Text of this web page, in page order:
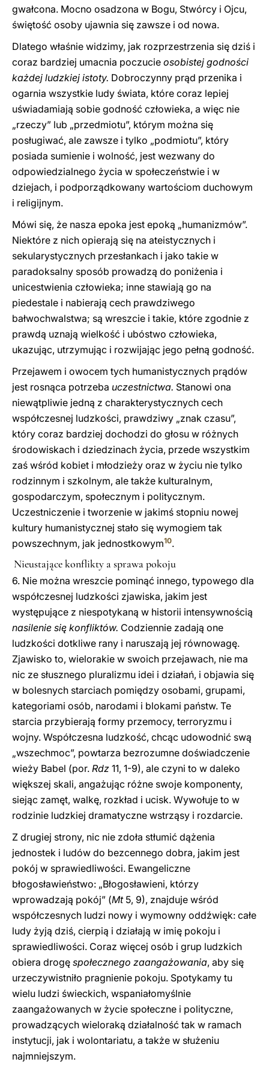
gwałcona. Mocno osadzona w Bogu, Stwórcy i Ojcu,
świętość osoby ujawnia się zawsze i od nowa.
Dlatego właśnie widzimy, jak rozprzestrzenia się dziś i
coraz bardziej umacnia poczucie osobistej godności
każdej ludzkiej istoty. Dobroczynny prąd przenika i
ogarnia wszystkie ludy świata, które coraz lepiej
uświadamiają sobie godność człowieka, a więc nie
„rzeczy” lub „przedmiotu”, którym można się
posługiwać, ale zawsze i tylko „podmiotu”, który
posiada sumienie i wolność, jest wezwany do
odpowiedzialnego życia w społeczeństwie i w
dziejach, i podporządkowany wartościom duchowym
i religijnym.
Mówi się, że nasza epoka jest epoką „humanizmów”.
Niektóre z nich opierają się na ateistycznych i
sekularystycznych przesłankach i jako takie w
paradoksalny sposób prowadzą do poniżenia i
unicestwienia człowieka; inne stawiają go na
piedestale i nabierają cech prawdziwego
bałwochwalstwa; są wreszcie i takie, które zgodnie z
prawdą uznają wielkość i ubóstwo człowieka,
ukazując, utrzymując i rozwijając jego pełną godność.
Przejawem i owocem tych humanistycznych prądów
jest rosnąca potrzeba uczestnictwa. Stanowi ona
niewątpliwie jedną z charakterystycznych cech
współczesnej ludzkości, prawdziwy „znak czasu”,
który coraz bardziej dochodzi do głosu w różnych
środowiskach i dziedzinach życia, przede wszystkim
zaś wśród kobiet i młodzieży oraz w życiu nie tylko
rodzinnym i szkolnym, ale także kulturalnym,
gospodarczym, społecznym i politycznym.
Uczestniczenie i tworzenie w jakimś stopniu nowej
kultury humanistycznej stało się wymogiem tak
powszechnym, jak jednostkowym10.
Nieustające konflikty a sprawa pokoju
6. Nie można wreszcie pominąć innego, typowego dla
współczesnej ludzkości zjawiska, jakim jest
występujące z niespotykaną w historii intensywnością
nasilenie się konfliktów. Codziennie zadają one
ludzkości dotkliwe rany i naruszają jej równowagę.
Zjawisko to, wielorakie w swoich przejawach, nie ma
nic ze słusznego pluralizmu idei i działań, i objawia się
w bolesnych starciach pomiędzy osobami, grupami,
kategoriami osób, narodami i blokami państw. Te
starcia przybierają formy przemocy, terroryzmu i
wojny. Współczesna ludzkość, chcąc udowodnić swą
„wszechmoc”, powtarza bezrozumne doświadczenie
wieży Babel (por. Rdz 11, 1-9), ale czyni to w daleko
większej skali, angażując różne swoje komponenty,
siejąc zamęt, walkę, rozkład i ucisk. Wywołuje to w
rodzinie ludzkiej dramatyczne wstrząsy i rozdarcie.
Z drugiej strony, nic nie zdoła stłumić dążenia
jednostek i ludów do bezcennego dobra, jakim jest
pokój w sprawiedliwości. Ewangeliczne
błogosławieństwo: „Błogosławieni, którzy
wprowadzają pokój” (Mt5, 9), znajduje wśród
współczesnych ludzi nowy i wymowny oddźwięk: całe
ludy żyją dziś, cierpią i działają w imię pokoju i
sprawiedliwości. Coraz więcej osób i grup ludzkich
obiera drogę społecznego zaangażowania, aby się
urzeczywistniło pragnienie pokoju. Spotykamy tu
wielu ludzi świeckich, wspaniałomyślnie
zaangażowanych w życie społeczne i polityczne,
prowadzących wieloraką działalność tak w ramach
instytucji, jak i wolontariatu, a także w służeniu
najmniejszym.